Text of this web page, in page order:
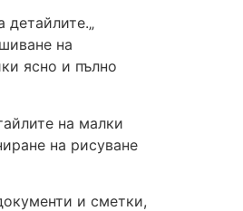
детайлите.„
на
ясно и пълно
на малки
на рисуване
и сметки,